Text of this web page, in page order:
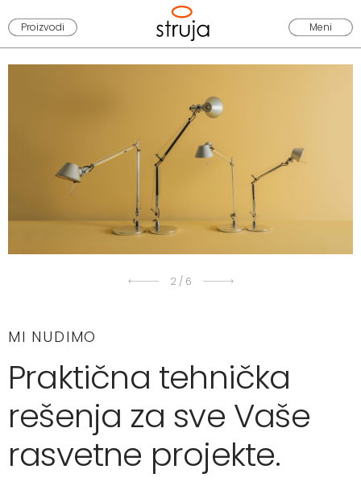
Proizvodi Meni
2 / 6
MI NUDIMO
Praktična tehnička
rešenja za sve Vaše
rasvetne projekte.